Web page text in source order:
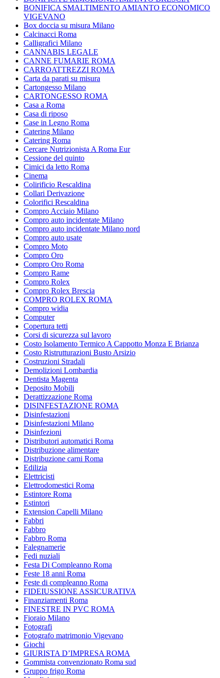
BONIFICA SMALTIMENTO AMIANTO ECONOMICO
VIGEVANO
Box doccia su misura Milano
Calcinacci Roma
Calligrafici Milano
CANNABIS LEGALE
CANNE FUMARIE ROMA
CARROATTREZZI ROMA
Carta da parati su misura
Cartongesso Milano
CARTONGESSO ROMA
Casa a Roma
Casa di riposo
Case in Legno Roma
Catering Milano
Catering Roma
Cercare Nutrizionista A Roma Eur
Cessione del quinto
Cimici da letto Roma
Cinema
Colirificio Rescaldina
Collari Derivazione
Colorifici Rescaldina
Compro Acciaio Milano
Compro auto incidentate Milano
Compro auto incidentate Milano nord
Compro auto usate
Compro Moto
Compro Oro
Compro Oro Roma
Compro Rame
Compro Rolex
Compro Rolex Brescia
COMPRO ROLEX ROMA
Compro widia
Computer
Copertura tetti
Corsi di sicurezza sul lavoro
Costo Isolamento Termico A Cappotto Monza E Brianza
Costo Ristrutturazioni Busto Arsizio
Costruzioni Stradali
Demolizioni Lombardia
Dentista Magenta
Deposito Mobili
Derattizzazione Roma
DISINFESTAZIONE ROMA
Disinfestazioni
Disinfestazioni Milano
Disinfezioni
Distributori automatici Roma
Distribuzione alimentare
Distribuzione carni Roma
Edilizia
Elettricisti
Elettrodomestici Roma
Estintore Roma
Estintori
Extension Capelli Milano
Fabbri
Fabbro
Fabbro Roma
Falegnamerie
Fedi nuziali
Festa Di Compleanno Roma
Feste 18 anni Roma
Feste di compleanno Roma
FIDEIUSSIONE ASSICURATIVA
Finanziamenti Roma
FINESTRE IN PVC ROMA
Fioraio Milano
Fotografi
Fotografo matrimonio Vigevano
Giochi
GIURISTA D’IMPRESA ROMA
Gommista convenzionato Roma sud
Gruppo frigo Roma